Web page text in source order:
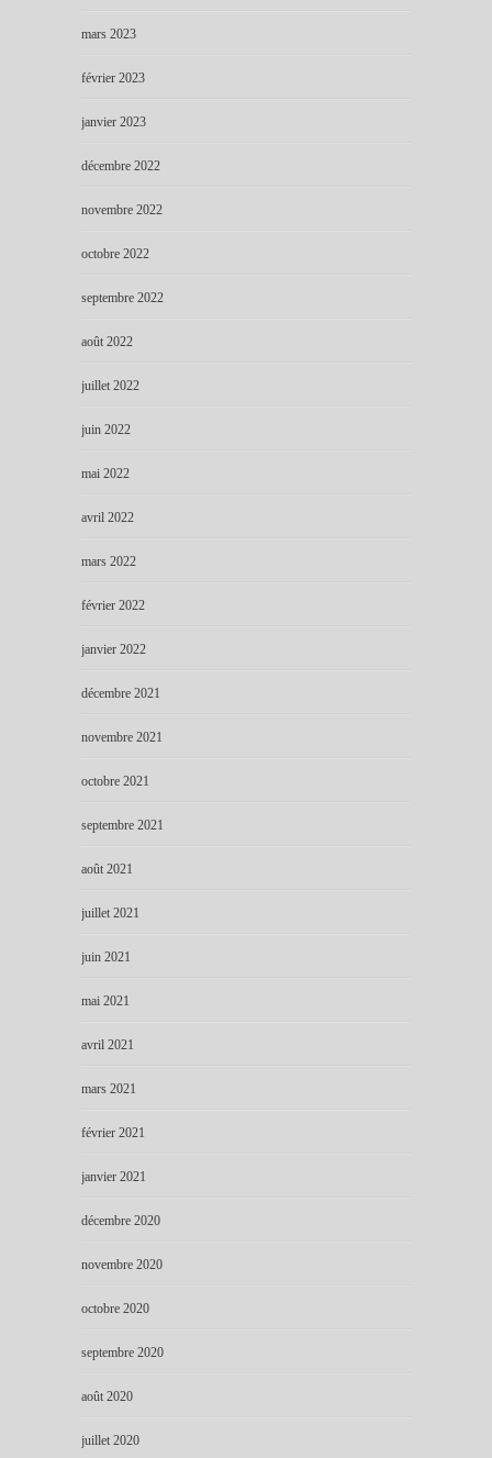
mars 2023
février 2023
janvier 2023
décembre 2022
novembre 2022
octobre 2022
septembre 2022
août 2022
juillet 2022
juin 2022
mai 2022
avril 2022
mars 2022
février 2022
janvier 2022
décembre 2021
novembre 2021
octobre 2021
septembre 2021
août 2021
juillet 2021
juin 2021
mai 2021
avril 2021
mars 2021
février 2021
janvier 2021
décembre 2020
novembre 2020
octobre 2020
septembre 2020
août 2020
juillet 2020